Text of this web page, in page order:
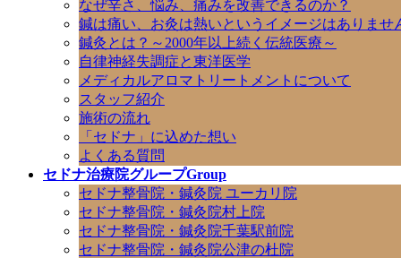
なぜ辛さ、悩み、痛みを改善できるのか？
鍼は痛い、お灸は熱いというイメージはありませ
鍼灸とは？～2000年以上続く伝統医療～
自律神経失調症と東洋医学
メディカルアロマトリートメントについて
スタッフ紹介
施術の流れ
「セドナ」に込めた想い
よくある質問
セドナ治療院グループGroup
セドナ整骨院・鍼灸院 ユーカリ院
セドナ整骨院・鍼灸院村上院
セドナ整骨院・鍼灸院千葉駅前院
セドナ整骨院・鍼灸院公津の杜院